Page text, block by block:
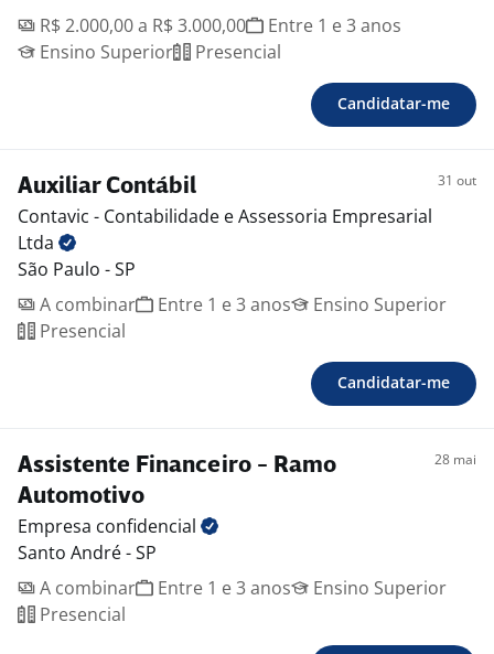
R$ 2.000,00 a R$ 3.000,00
Entre 1 e 3 anos
Ensino Superior
Presencial
Candidatar-me
Auxiliar Contábil 31 out
Contavic - Contabilidade e Assessoria Empresarial
Ltda
São Paulo - SP
A combinar
Entre 1 e 3 anos
Ensino Superior
Presencial
Candidatar-me
Assistente Financeiro - Ramo
Automotivo
28 mai
Empresa confidencial
Santo André - SP
A combinar
Entre 1 e 3 anos
Ensino Superior
Presencial